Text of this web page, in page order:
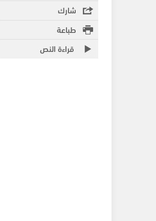
شارك
طباعة
قراءة النص